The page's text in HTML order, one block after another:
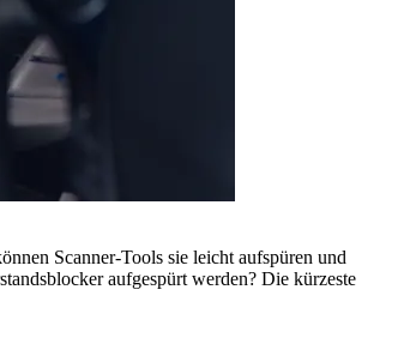
Scanner-Tools sie leicht aufspüren und
aufgespürt werden? Die kürzeste